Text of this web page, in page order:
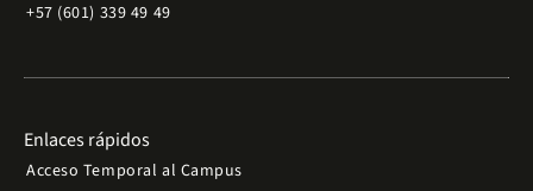
+57 (601) 339 49 49
Enlaces rápidos
Acceso Temporal al Campus